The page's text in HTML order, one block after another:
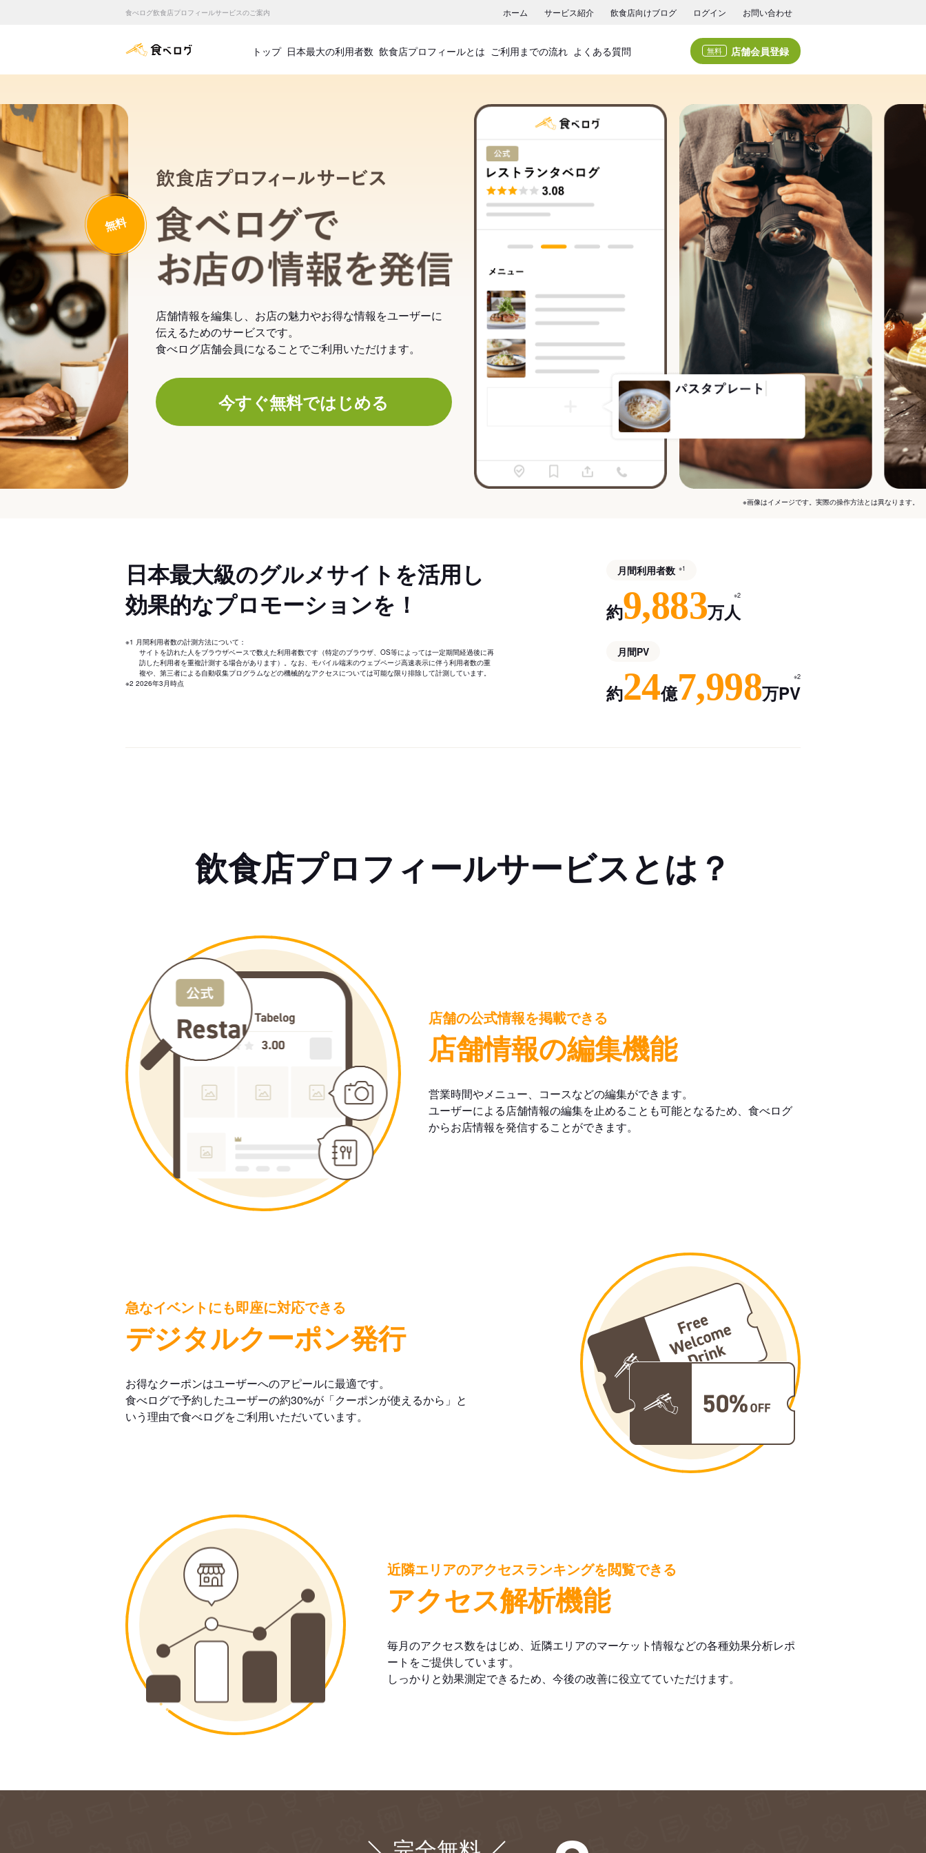
食べログ飲食店プロフィールサービスのご案内 ホーム サービス紹介 飲食店向けブログ ログイン お問い合わせ
食べログ店舗管理画面
トップ 日本最大の利用者数 飲食店プロフィールとは ご利用までの流れ よくある質問 無料 店舗会員登録
飲食店プロフィールサービス
食べログでお店の情報を発信
無料
店舗情報を編集し、お店の魅力やお得な情報をユーザーに
伝えるためのサービスです。
食べログ店舗会員になることでご利用いただけます。
今すぐ無料ではじめる
※画像はイメージです。実際の操作方法とは異なります。
日本最大級のグルメサイトを活用し
効果的なプロモーションを！
※1 月間利用者数の計測方法について：
サイトを訪れた人をブラウザベースで数えた利用者数です（特定のブラウザ、OS等によっては一定期間経過後に再
訪した利用者を重複計測する場合があります）。なお、モバイル端末のウェブページ高速表示に伴う利用者数の重
複や、第三者による自動収集プログラムなどの機械的なアクセスについては可能な限り排除して計測しています。
※2 2026年3月時点
月間利用者数 ※1
約9,883万人
※2
月間PV
約24億7,998万PV
※2
飲食店プロフィールサービスとは？
店舗の公式情報を掲載できる
店舗情報の編集機能
営業時間やメニュー、コースなどの編集ができます。
ユーザーによる店舗情報の編集を止めることも可能となるため、食べログ
からお店情報を発信することができます。
急なイベントにも即座に対応できる
デジタルクーポン発行
お得なクーポンはユーザーへのアピールに最適です。
食べログで予約したユーザーの約30%が「クーポンが使えるから」と
いう理由で食べログをご利用いただいています。
近隣エリアのアクセスランキングを閲覧できる
アクセス解析機能
毎月のアクセス数をはじめ、近隣エリアのマーケット情報などの各種効果分析レポ
ートをご提供しています。
しっかりと効果測定できるため、今後の改善に役立てていただけます。